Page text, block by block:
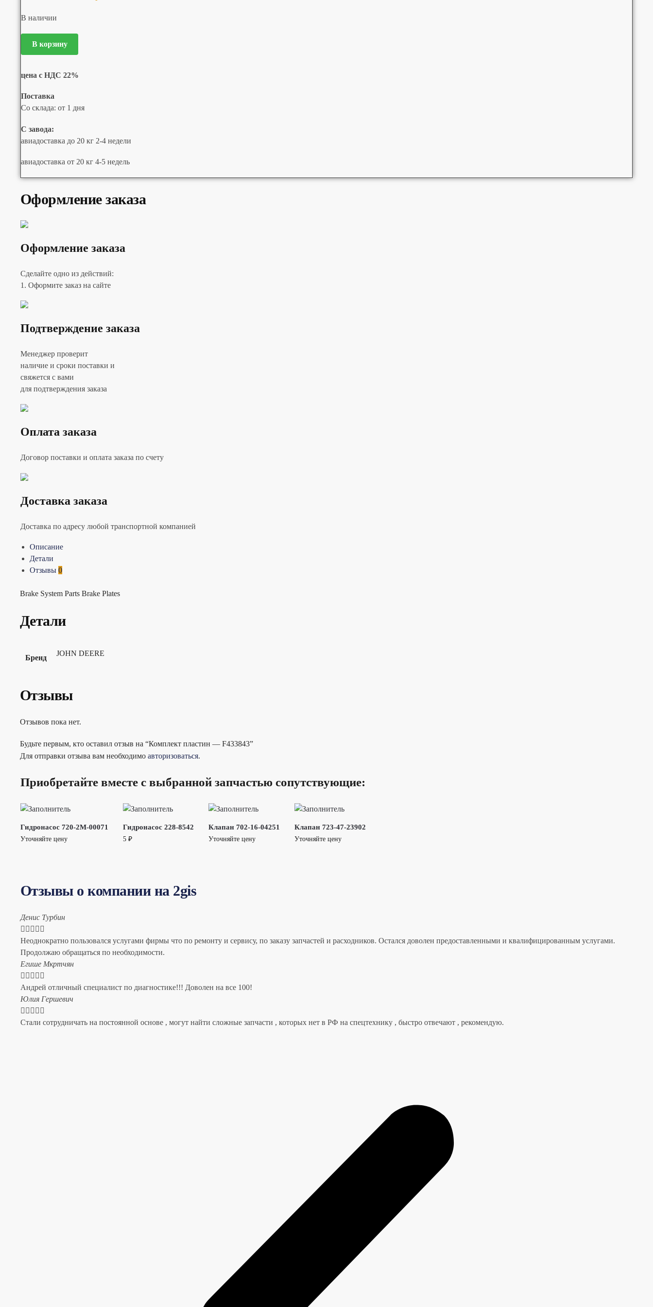
В наличии
В корзину
цена с НДС 22%
Поставка
Со склада: от 1 дня
С завода:
авиадоставка до 20 кг 2-4 недели
авиадоставка от 20 кг 4-5 недель
Оформление заказа
Оформление заказа
Сделайте одно из действий:
1. Оформите заказ на сайте
Подтверждение заказа
Менеджер проверит
наличие и сроки поставки и
свяжется с вами
для подтверждения заказа
Оплата заказа
Договор поставки и оплата заказа по счету
Доставка заказа
Доставка по адресу любой транспортной компанией
Описание
Детали
Отзывы 0
Brake System Parts Brake Plates
Детали
Бренд
JOHN DEERE
Отзывы
Отзывов пока нет.
Будьте первым, кто оставил отзыв на “Комплект пластин — F433843”
Для отправки отзыва вам необходимо авторизоваться.
Приобретайте вместе с выбранной запчастью сопутствующие:
Гидронасос 720-2M-00071
Уточняйте цену
Гидронасос 228-8542
5 ₽
Клапан 702-16-04251
Уточняйте цену
Клапан 723-47-23902
Уточняйте цену
Отзывы о компании на 2gis
Денис Турбин
    
Неоднократно пользовался услугами фирмы что по ремонту и сервису, по заказу запчастей и расходников. Остался доволен предоставленными и квалифицированным услугами.
Продолжаю обращаться по необходимости.
​Егише Мкртчян
    
Андрей отличный специалист по диагностике!!! Доволен на все 100!
​Юлия Гершевич
    
Стали сотрудничать на постоянной основе , могут найти сложные запчасти , которых нет в РФ на спецтехнику , быстро отвечают , рекомендую.